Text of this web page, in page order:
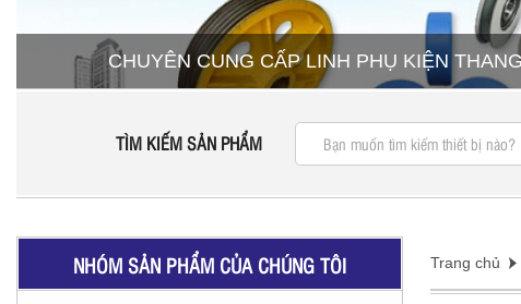
CHUYÊN CUNG CẤP LINH PHỤ KIỆN
TÌM KIẾM SẢN PHẨM
NHÓM SẢN PHẨM CỦA CHÚNG TÔI Trang chủ